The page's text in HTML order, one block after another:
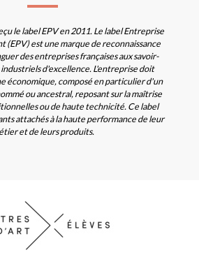
le label EPV en 2011. Le label Entreprise
(EPV) est une marque de reconnaissance
des entreprises françaises aux savoir-
d'excellence. L'entreprise doit
économique, composé en particulier d'un
ou ancestral, reposant sur la maîtrise
ou de haute technicité. Ce label
attachés à la haute performance de leur
et de leurs produits.